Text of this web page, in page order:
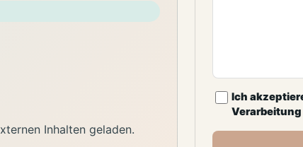
Inhalten geladen.
Ich